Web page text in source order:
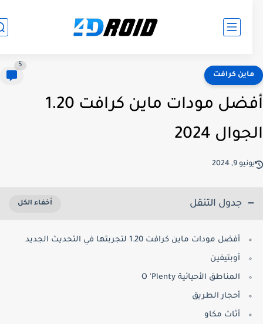
كرافت
أفضل مودات ماين كرافت 1.20
2024
9, 2024
جدول التنقل
أفضل مودات ماين كرافت 1.20 لتجربتها في التحديث الجديد
أوبتيفين
المناطق الأحيائية O 'Plenty
أحجار الطريق
أثاث مكاو